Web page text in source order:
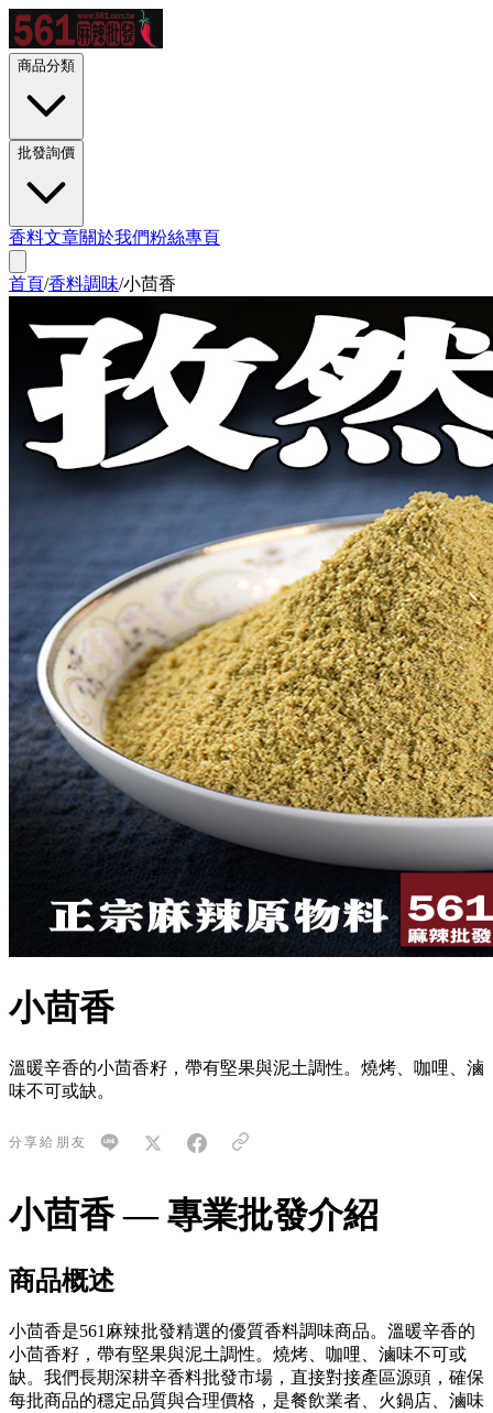
商品分類
批發詢價
香料文章關於我們粉絲專頁
首頁/香料調味/小茴香
小茴香
溫暖辛香的小茴香籽，帶有堅果與泥土調性。燒烤、咖哩、滷
味不可或缺。
分享給朋友
小茴香 — 專業批發介紹
商品概述
小茴香是561麻辣批發精選的優質香料調味商品。溫暖辛香的
小茴香籽，帶有堅果與泥土調性。燒烤、咖哩、滷味不可或
缺。我們長期深耕辛香料批發市場，直接對接產區源頭，確保
每批商品的穩定品質與合理價格，是餐飲業者、火鍋店、滷味